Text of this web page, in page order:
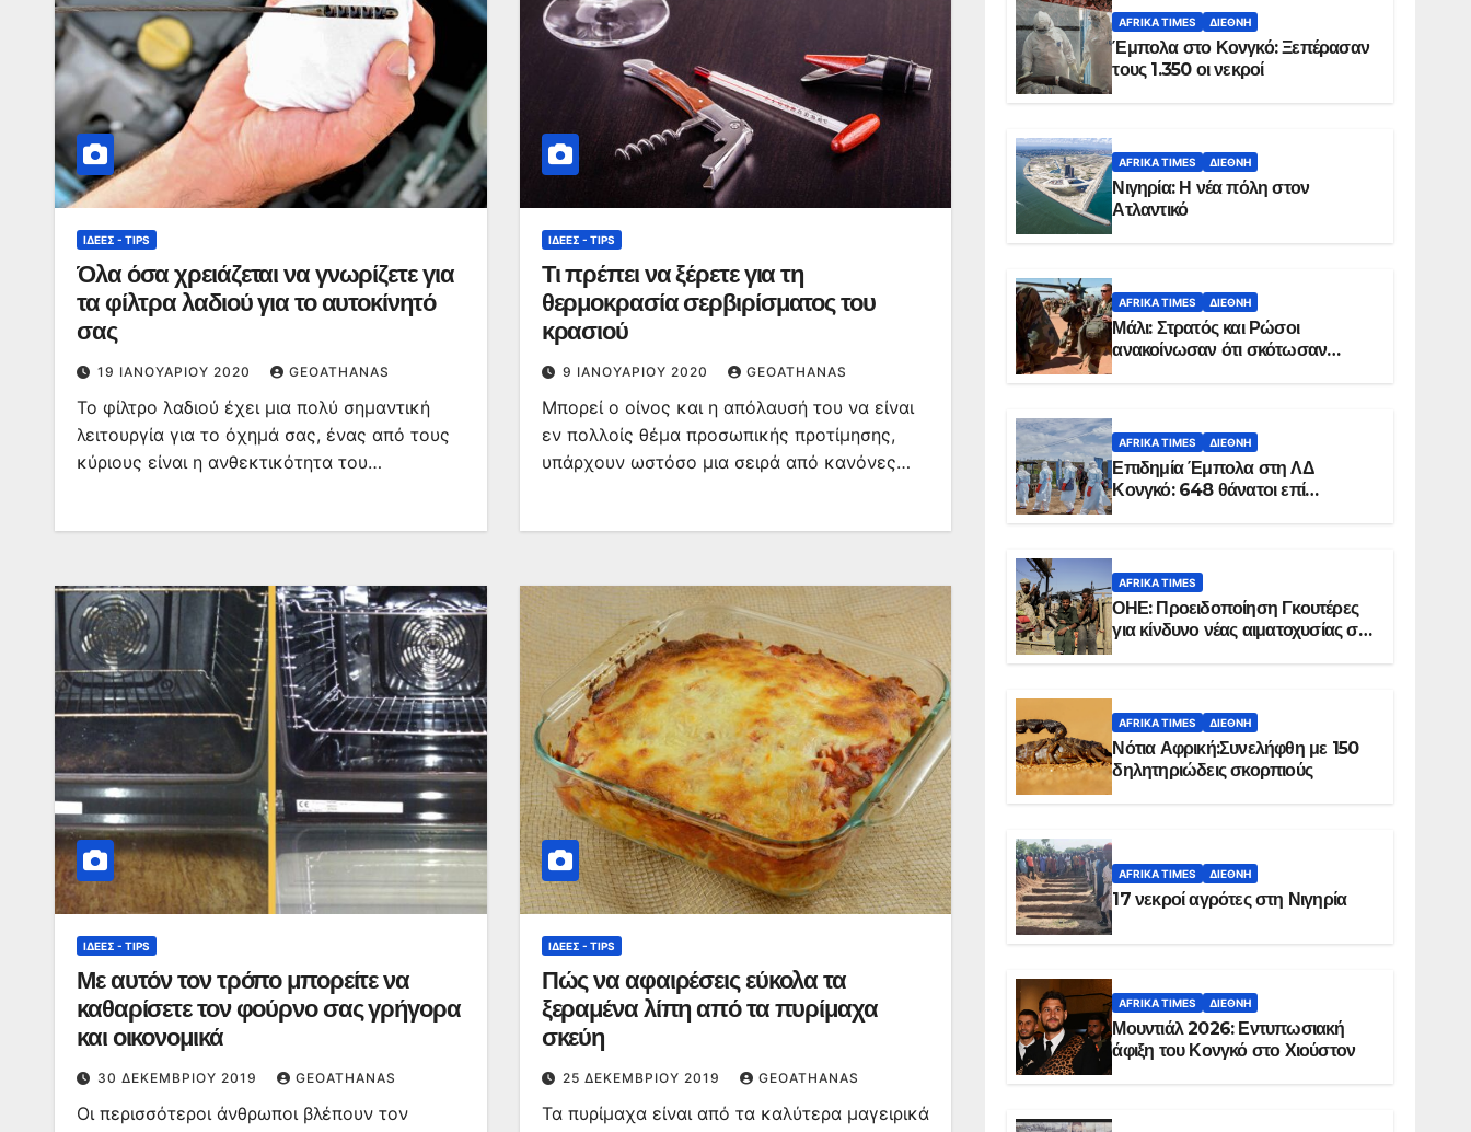
ΙΔΈΕΣ - TIPS
Όλα όσα χρειάζεται να γνωρίζετε για
τα φίλτρα λαδιού για το αυτοκίνητό
σας
19 ΙΑΝΟΥΑΡΊΟΥ 2020 GEOATHANAS
Το φίλτρο λαδιού έχει μια πολύ σημαντική
λειτουργία για το όχημά σας, ένας από τους
κύριους είναι η ανθεκτικότητα του…
ΙΔΈΕΣ - TIPS
Τι πρέπει να ξέρετε για τη
θερμοκρασία σερβιρίσματος του
κρασιού
9 ΙΑΝΟΥΑΡΊΟΥ 2020 GEOATHANAS
Μπορεί ο οίνος και η απόλαυσή του να είναι
εν πολλοίς θέμα προσωπικής προτίμησης,
υπάρχουν ωστόσο μια σειρά από κανόνες…
ΙΔΈΕΣ - TIPS
Με αυτόν τον τρόπο μπορείτε να
καθαρίσετε τον φούρνο σας γρήγορα
και οικονομικά
30 ΔΕΚΕΜΒΡΊΟΥ 2019 GEOATHANAS
Οι περισσότεροι άνθρωποι βλέπουν τον
ΙΔΈΕΣ - TIPS
Πώς να αφαιρέσεις εύκολα τα
ξεραμένα λίπη από τα πυρίμαχα
σκεύη
25 ΔΕΚΕΜΒΡΊΟΥ 2019 GEOATHANAS
Τα πυρίμαχα είναι από τα καλύτερα μαγειρικά
AFRIKA TIMES ΔΙΕΘΝΉ
Έμπολα στο Κονγκό: Ξεπέρασαν
τους 1.350 οι νεκροί
AFRIKA TIMES ΔΙΕΘΝΉ
Νιγηρία: Η νέα πόλη στον
Ατλαντικό
AFRIKA TIMES ΔΙΕΘΝΉ
Μάλι: Στρατός και Ρώσοι
ανακοίνωσαν ότι σκότωσαν
AFRIKA TIMES ΔΙΕΘΝΉ
Επιδημία Έμπολα στη ΛΔ
Κονγκό: 648 θάνατοι επί
AFRIKA TIMES
ΟΗΕ: Προειδοποίηση Γκουτέρες
για κίνδυνο νέας αιματοχυσίας στο
AFRIKA TIMES ΔΙΕΘΝΉ
Νότια Αφρική:Συνελήφθη με 150
δηλητηριώδεις σκορπιούς
AFRIKA TIMES ΔΙΕΘΝΉ
17 νεκροί αγρότες στη Νιγηρία
AFRIKA TIMES ΔΙΕΘΝΉ
Μουντιάλ 2026: Εντυπωσιακή
άφιξη του Κονγκό στο Χιούστον